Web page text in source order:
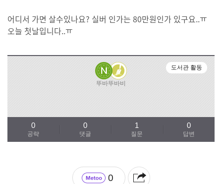
어디서 가면 살수있나요? 실버 인가는 80만원인가 있구요..ㅠ
오늘 첫날입니다..ㅠ
뚜바뚜바비
도서관 활동
공략
0
댓글
0
질문
1
답변
0
0